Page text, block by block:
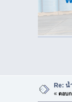
Re:
« ตอบก